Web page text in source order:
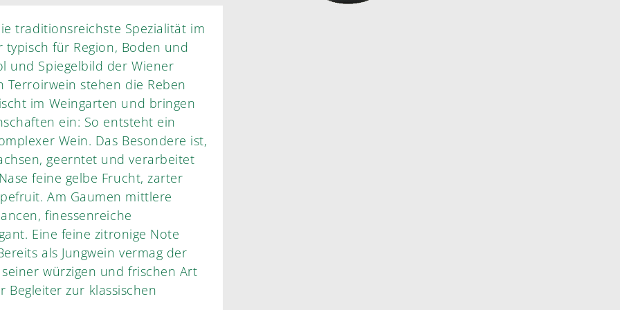
traditionsreichste Spezialität im
für Region, Boden und
und Spiegelbild der Wiener
stehen die Reben
im Weingarten und bringen
ein: So entsteht ein
Wein. Das Besondere ist,
geerntet und verarbeitet
feine gelbe Frucht, zarter
Am Gaumen mittlere
finessenreiche
Eine feine zitronige Note
als Jungwein vermag der
würzigen und frischen Art
Begleiter zur klassischen